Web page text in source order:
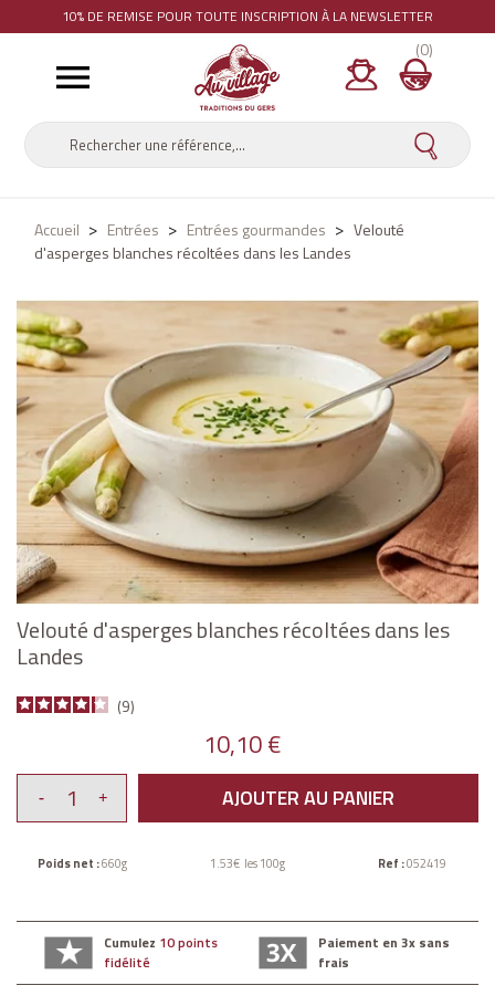
10% DE REMISE POUR TOUTE INSCRIPTION À LA NEWSLETTER

(0)
Accueil Entrées Entrées gourmandes
Velouté
d'asperges blanches récoltées dans les Landes
Velouté d'asperges blanches récoltées dans les
Landes
9
10,10 €
AJOUTER AU PANIER
Poids net :660g 1.53€ les 100g Ref :052419
Cumulez 10 points
fidélité
Paiement en 3x sans
frais